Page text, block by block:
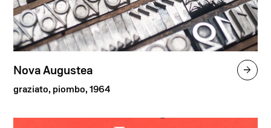
Nova Augustea 
graziato, piombo, 1964